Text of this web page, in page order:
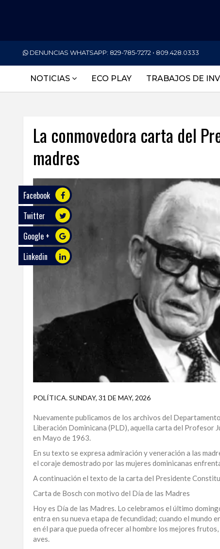
DENUNCIAS WHATSAPP: 829-785-7272 • 809.428.0333
NOTICIAS ECO PLAY TRABAJOS DE
NACIONALES
ECONOMÍA
SALUD
TECNOLOGÍA
ECO
PLAY
TRABAJOS
INVESTIGACIÓN
DISTRITO
NACIONAL
SANTIAGO
JUAN
ALTAGRACIA
PUERTO
PLATA
CONTÁCTENOS
La conmovedora carta del
madres
Facebook
Twitter
Google +
Linkedin
POLÍTICA.SUNDAY, 31 DE MAY, 2026
Nuevamente publicamos de los archivos del
Liberación Dominicana (PLD), aquella carta del Profesor
en Mayo de 1963.
En su texto se expresa admiración y veneración a las
el coraje demostrado por las mujeres dominicanas
A continuación el texto de la carta del Presidente
Carta de Bosch con motivo del Día de las Madres
Hoy es Día de las Madres. Lo celebramos el último
entra en su nueva etapa de fecundidad; cuando el mundo
en él para que pueda ofrecer al hombre los mejores
aves.